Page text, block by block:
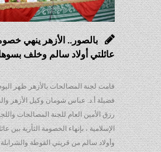
بالصور.. الأزهر ينهي
عائلتي أولاد سالم وخلف
قامت لجنة المصالحات بالأزهر ظهر
فضيلة أ.د. عباس شومان وكيل الأزهر
رزق الأمين العام للجنة المصالحات
الإسلامية ، بإنهاء الخصومة الثأرية بين
وأولاد سالم من قريتي القوطة والشرابلة